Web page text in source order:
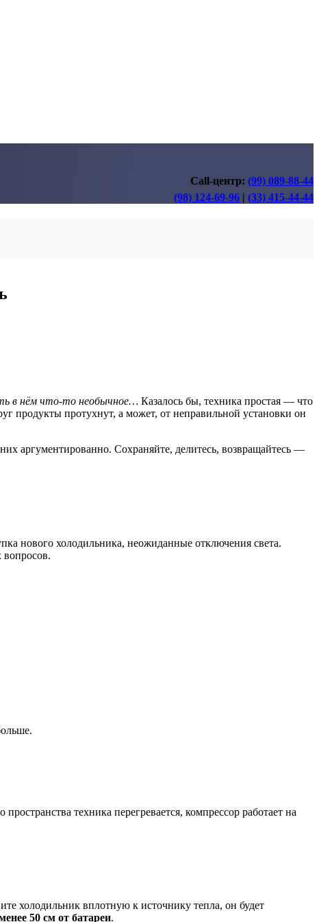
Call-центр: (99) 089-88-44
(98) 124-69-96 | (33) 415-44-44
в нём что-то необычное… Казалось бы, техника простая — что
продукты протухнут, а может, от неправильной установки он
аргументированно. Сохраняйте, делитесь, возвращайтесь —
нового холодильника, неожиданные отключения света.
вопросов.
техника перегревается, компрессор работает на
холодильник вплотную к источнику тепла, он будет
50 см от батареи.